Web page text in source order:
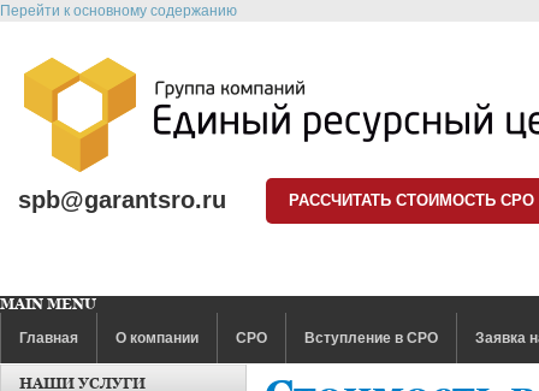
Перейти к основному содержанию
spb@garantsro.ru РАССЧИТАТЬ СТОИМОСТЬ СРО
MAIN MENU
Главная
О компании СРО Вступление в СРО Заявка
НАШИ УСЛУГИ